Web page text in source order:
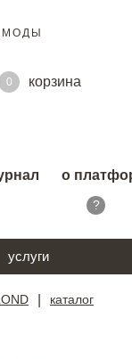
0
корзина
о
?
услуги
каталог